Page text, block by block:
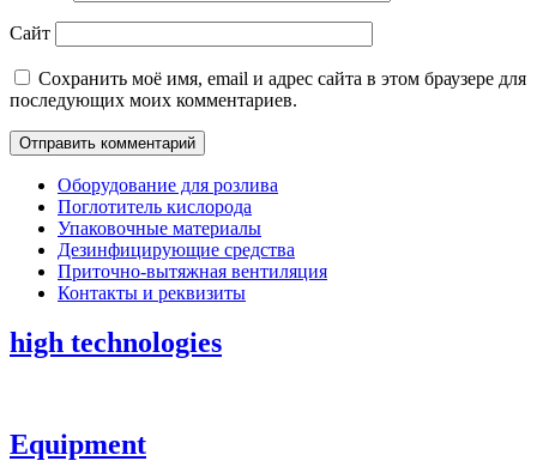
Сайт
Сохранить моё имя, email и адрес сайта в этом браузере для
последующих моих комментариев.
Оборудование для розлива
Поглотитель кислорода
Упаковочные материалы
Дезинфицирующие средства
Приточно-вытяжная вентиляция
Контакты и реквизиты
high technologies
Equipment